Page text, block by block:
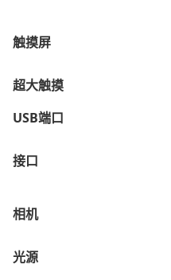
触摸屏
超大触摸
USB端口
接口
相机
光源